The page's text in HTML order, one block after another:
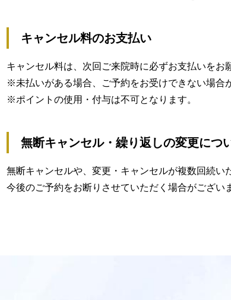
キャンセル料のお⽀払い
キャンセル料は、次回ご来院時に必ずお⽀払いをお
※未払いがある場合、ご予約をお受けできない場合
※ポイントの使⽤・付与は不可となります。
無断キャンセル・繰り返しの変更につ
無断キャンセルや、変更・キャンセルが複数回続い
今後のご予約をお断りさせていただく場合がござい